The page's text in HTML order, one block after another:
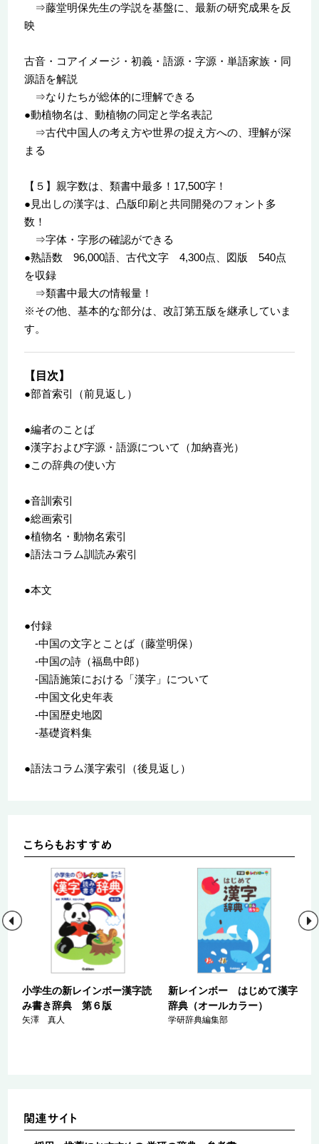
⇒藤堂明保先生の学説を基盤に、最新の研究成果を反
映
古音・コアイメージ・初義・語源・字源・単語家族・同
源語を解説
⇒なりたちが総体的に理解できる
●動植物名は、動植物の同定と学名表記
⇒古代中国人の考え方や世界の捉え方への、理解が深
まる
【５】親字数は、類書中最多！17,500字！
●見出しの漢字は、凸版印刷と共同開発のフォント多
数！
⇒字体・字形の確認ができる
●熟語数 96,000語、古代文字 4,300点、図版 540点
を収録
⇒類書中最大の情報量！
※その他、基本的な部分は、改訂第五版を継承していま
す。
【目次】
●部首索引（前見返し）
●編者のことば
●漢字および字源・語源について（加納喜光）
●この辞典の使い方
●音訓索引
●総画索引
●植物名・動物名索引
●語法コラム訓読み索引
●本文
●付録
-中国の文字とことば（藤堂明保）
-中国の詩（福島中郎）
-国語施策における「漢字」について
-中国文化史年表
-中国歴史地図
-基礎資料集
●語法コラム漢字索引（後見返し）
小学生の新レインボー漢字読
み書き辞典 第６版
矢澤 真人
新レインボー はじめて漢字
辞典（オールカラー）
学研辞典編集部